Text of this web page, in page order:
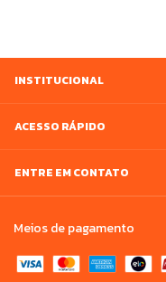
INSTITUCIONAL
ACESSO RÁPIDO
ENTRE EM CONTATO
Meios de pagamento